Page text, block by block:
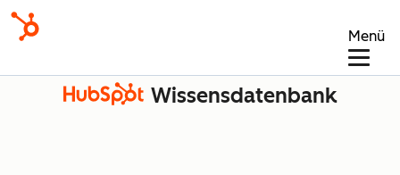
Menü
Wissensdatenbank